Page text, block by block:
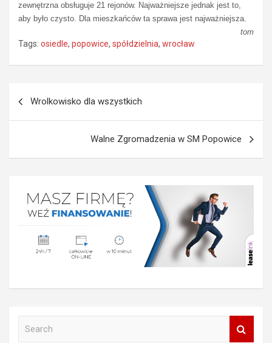
zewnętrzna obsługuje 21 rejonów. Najważniejsze jednak jest to,
aby było czysto. Dla mieszkańców ta sprawa jest najważniejsza.
tom
Tags: osiedle, popowice, spółdzielnia, wrocław
Wrolkowisko dla wszystkich
Walne Zgromadzenia w SM Popowice